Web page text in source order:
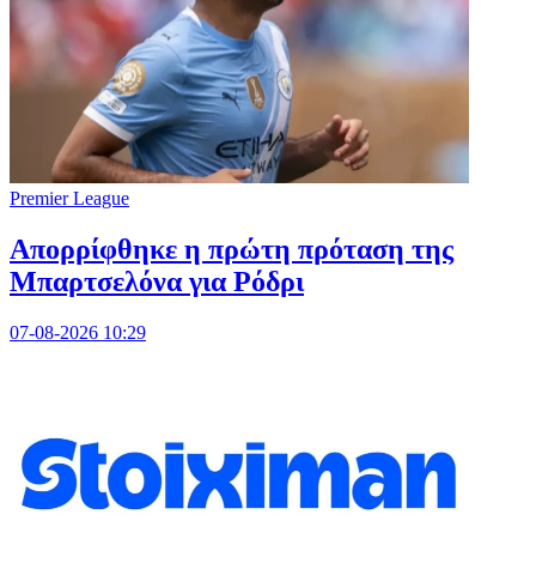
Premier League
Απορρίφθηκε η πρώτη πρόταση της
Μπαρτσελόνα για Ρόδρι
07-08-2026 10:29